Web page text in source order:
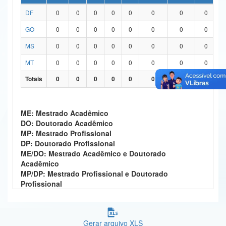
Ministério da Ciência, Tecnologia, Inovações e Comunicações
Ministério do Meio Ambiente
Ministério do Turismo
Ministério do Desenvolvimento Regional
Ministério da Mulher, da Família e dos Direitos Humanos
Secretaria-Geral
Secretaria de Governo
Gabinete de Segurança Institucional
DF
0 0 0 0 0 0 0 0
GO
0 0 0 0 0 0 0 0
MS
0 0 0 0 0 0 0 0
MT
0 0 0 0 0 0 0 0
Totais
0 0 0 0 0 0 0 0
ME: Mestrado Acadêmico
DO: Doutorado Acadêmico
MP: Mestrado Profissional
DP: Doutorado Profissional
ME/DO: Mestrado Acadêmico e Doutorado
Acadêmico
MP/DP: Mestrado Profissional e Doutorado
Profissional
Gerar arquivo XLS